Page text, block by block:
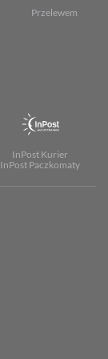
Przelewem
InPost Kurier
InPost Paczkomaty